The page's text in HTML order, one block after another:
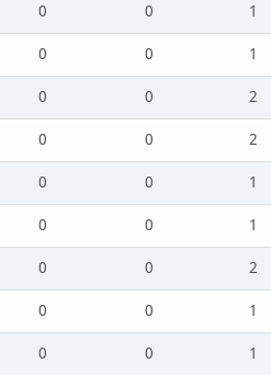
0 0
1
0 0
1
0 0
2
0 0
2
0 0
1
0 0
1
0 0
2
0 0
1
0 0
1